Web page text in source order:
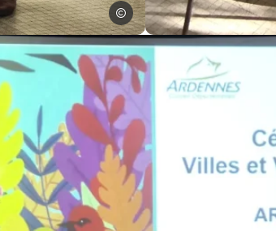
à Coucy dans les Ardennes – Madame Arnould et
ADTA
Cérémonie 2025 de